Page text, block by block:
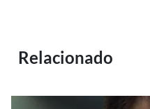
Relacionado